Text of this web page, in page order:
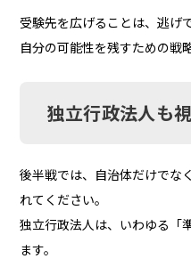
受験先を広げることは、逃げ
自分の可能性を残すための戦
独立行政法人も
後半戦では、自治体だけでな
れてください。
独立行政法人は、いわゆる「
ます。